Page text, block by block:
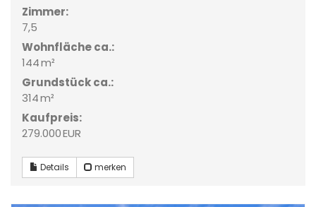
Zimmer:
7,5
Wohnfläche ca.:
144 m²
Grund­stück ca.:
314 m²
Kaufpreis:
279.000 EUR
Details merken